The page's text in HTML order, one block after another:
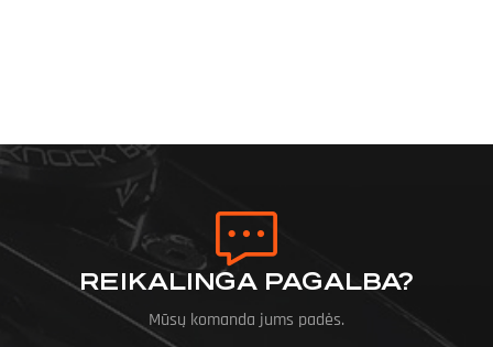
REIKALINGA PAGALBA?
Mūsų komanda jums padės.